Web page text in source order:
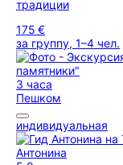
традиции
175 €
за группу, 1–4 чел.
3 часа
Пешком
индивидуальная
Антонина